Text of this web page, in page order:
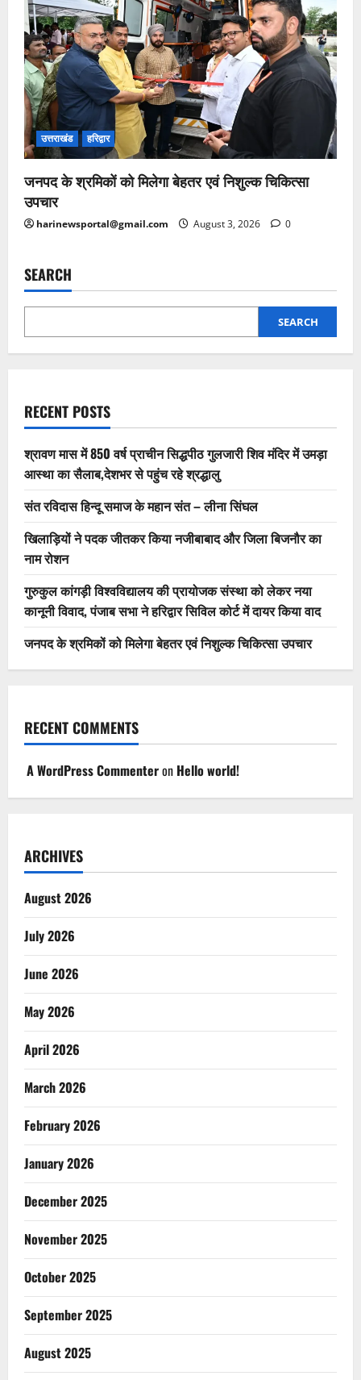
उत्तराखंड हरिद्वार
जनपद के श्रमिकों को मिलेगा बेहतर एवं निशुल्क चिकित्सा
उपचार
harinewsportal@gmail.com August 3, 2026 0
SEARCH
SEARCH
RECENT POSTS
श्रावण मास में 850 वर्ष प्राचीन सिद्धपीठ गुलजारी शिव मंदिर में उमड़ा
आस्था का सैलाब,देशभर से पहुंच रहे श्रद्धालु
संत रविदास हिन्दू समाज के महान संत – लीना सिंघल
खिलाड़ियों ने पदक जीतकर किया नजीबाबाद और जिला बिजनौर का
नाम रोशन
गुरुकुल कांगड़ी विश्वविद्यालय की प्रायोजक संस्था को लेकर नया
कानूनी विवाद, पंजाब सभा ने हरिद्वार सिविल कोर्ट में दायर किया वाद
जनपद के श्रमिकों को मिलेगा बेहतर एवं निशुल्क चिकित्सा उपचार
RECENT COMMENTS
A WordPress Commenteron Hello world!
ARCHIVES
August 2026
July 2026
June 2026
May 2026
April 2026
March 2026
February 2026
January 2026
December 2025
November 2025
October 2025
September 2025
August 2025